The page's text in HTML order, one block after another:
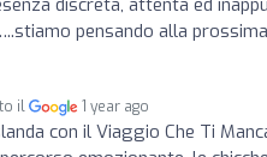
pensando alla
il 1 year ago
con il Viaggio Che Ti